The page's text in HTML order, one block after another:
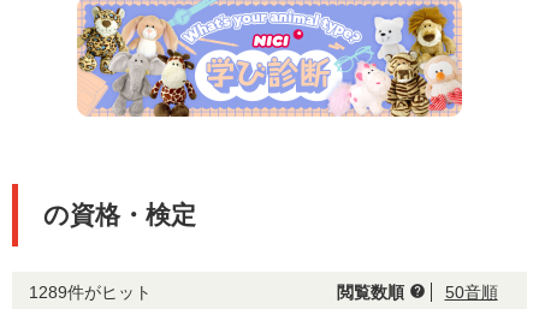
の資格・検定
1289件がヒット 閲覧数順 help 50音順